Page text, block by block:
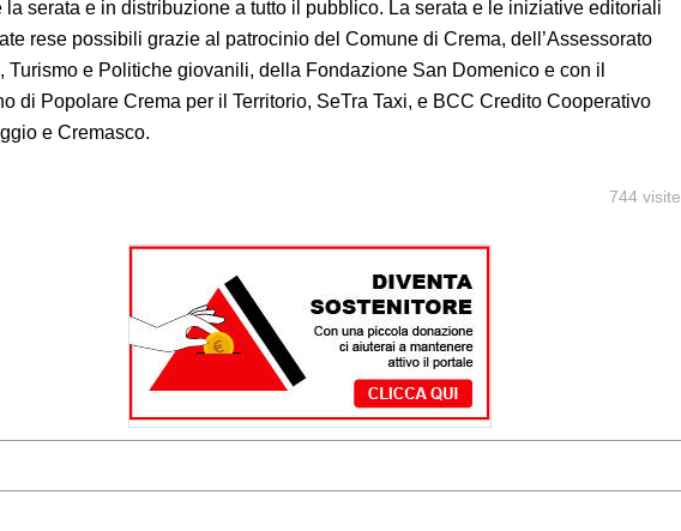
la serata e in distribuzione a tutto il pubblico. La serata e le iniziative editoriali
rese possibili grazie al patrocinio del Comune di Crema, dell’Assessorato
Turismo e Politiche giovanili, della Fondazione San Domenico e con il
di Popolare Crema per il Territorio, SeTra Taxi, e BCC Credito Cooperativo
e Cremasco.
744 visite